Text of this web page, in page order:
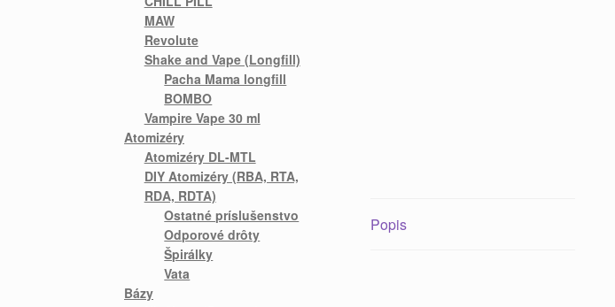
Popis
MAW
Revolute
Shake and Vape (Longfill)
Pacha Mama longfill
BOMBO
Vampire Vape 30 ml
Atomizéry
Atomizéry DL-MTL
DIY Atomizéry (RBA, RTA,
RDA, RDTA)
Ostatné príslušenstvo
Odporové drôty
Špirálky
Vata
Bázy